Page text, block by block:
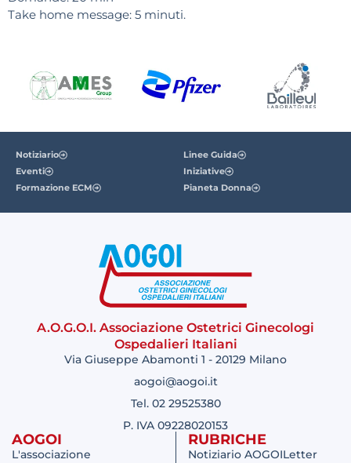
Take home message: 5 minuti.
Notiziario
Eventi
Formazione ECM
Linee Guida
Iniziative
Pianeta Donna
A.O.G.O.I. Associazione Ostetrici Ginecologi
Ospedalieri Italiani
Via Giuseppe Abamonti 1 - 20129 Milano
aogoi@aogoi.it
Tel. 02 29525380
P. IVA 09228020153
AOGOI
L'associazione
RUBRICHE
Notiziario AOGOILetter